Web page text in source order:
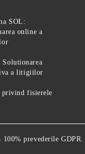
SOL:
online a
Solutionarea
a litigiilor
privind fisierele
100% prevederile GDPR.